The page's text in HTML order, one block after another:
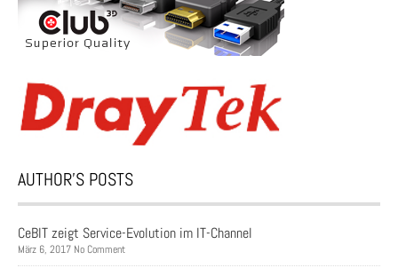
AUTHOR’S POSTS
CeBIT zeigt Service-Evolution im IT-Channel
März 6, 2017 No Comment